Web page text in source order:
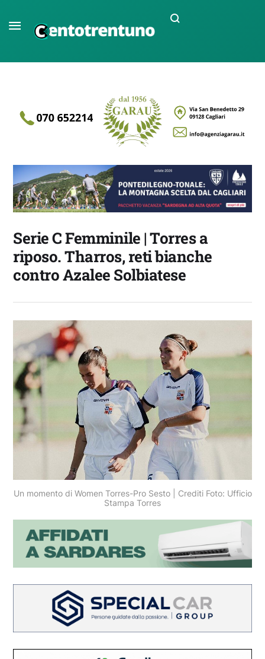
Serie C Femminile | Torres a
riposo. Tharros, reti bianche
contro Azalee Solbiatese
Un momento di Women Torres-Pro Sesto | Crediti Foto: Ufficio
Stampa Torres